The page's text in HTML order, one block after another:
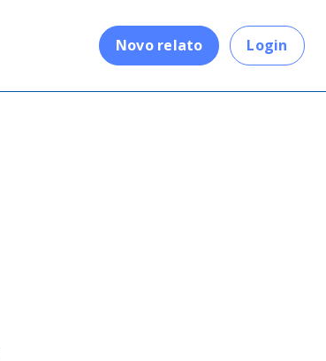
Novo relato Login